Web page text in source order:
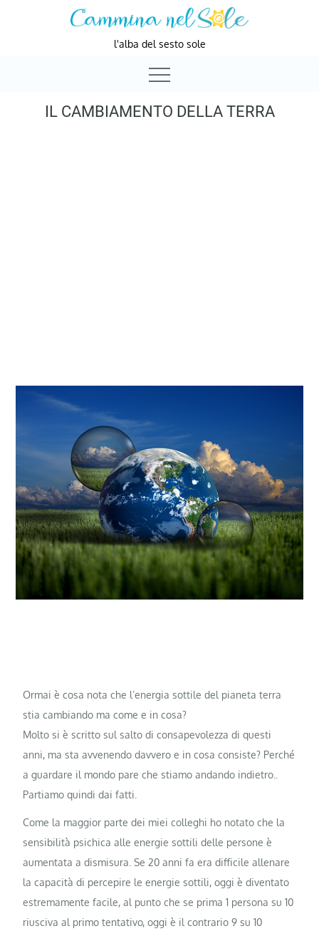
l'alba del sesto sole
IL CAMBIAMENTO DELLA TERRA
Ormai è cosa nota che l’energia sottile del pianeta terra
stia cambiando ma come e in cosa?
Molto si è scritto sul salto di consapevolezza di questi
anni, ma sta avvenendo davvero e in cosa consiste? Perché
a guardare il mondo pare che stiamo andando indietro..
Partiamo quindi dai fatti.
Come la maggior parte dei miei colleghi ho notato che la
sensibilità psichica alle energie sottili delle persone è
aumentata a dismisura. Se 20 anni fa era difficile allenare
la capacità di percepire le energie sottili, oggi è diventato
estremamente facile, al punto che se prima 1 persona su 10
riusciva al primo tentativo, oggi è il contrario 9 su 10